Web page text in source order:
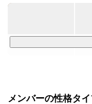
・Webサービス開発
・NFT／ブロックチェー
メンバーの性格タ